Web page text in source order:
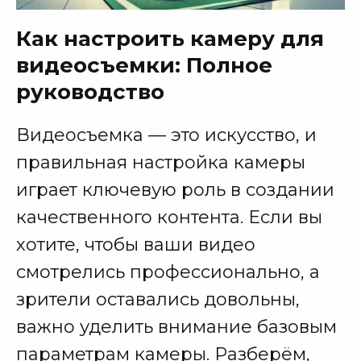
Как настроить камеру для
видеосъемки: Полное
руководство
Видеосъемка — это искусство, и
правильная настройка камеры
играет ключевую роль в создании
качественного контента. Если вы
хотите, чтобы ваши видео
смотрелись профессионально, а
зрители оставались довольны,
важно уделить внимание базовым
параметрам камеры. Разберём,